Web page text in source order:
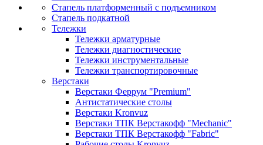
Стапель платформенный с подъемником
Стапель подкатной
Тележки
Тележки арматурные
Тележки диагностические
Тележки инструментальные
Тележки транспортировочные
Верстаки
Верстаки Феррум "Premium"
Антистатические столы
Верстаки Kronvuz
Верстаки ТПК Верстакофф "Mechanic"
Верстаки ТПК Верстакофф "Fabric"